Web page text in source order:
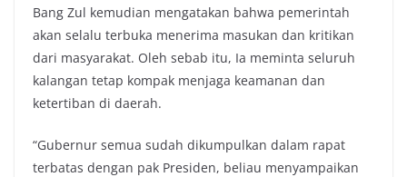
Bang Zul kemudian mengatakan bahwa pemerintah
akan selalu terbuka menerima masukan dan kritikan
dari masyarakat. Oleh sebab itu, Ia meminta seluruh
kalangan tetap kompak menjaga keamanan dan
ketertiban di daerah.
“Gubernur semua sudah dikumpulkan dalam rapat
terbatas dengan pak Presiden, beliau menyampaikan